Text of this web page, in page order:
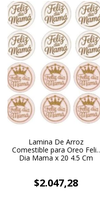
Lamina De Arroz
Comestible para Oreo Feliz
Dia Mama x 20 4.5 Cm
$2.047,28